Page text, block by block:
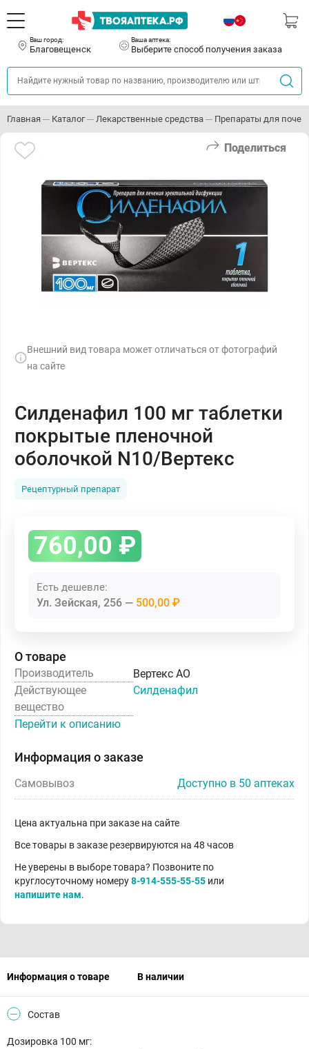
Ваш город:
Благовещенск
Ваша аптека:
Выберите способ получения заказа
Главная Каталог Лекарственные средства Препараты для
Поделиться
Внешний вид товара может отличаться от фотографий
на сайте
Силденафил 100 мг таблетки
покрытые пленочной
оболочкой N10/Вертекс
Рецептурный препарат
760,00 ₽
Есть дешевле:
Ул. Зейская, 256 500,00 ₽
О товаре
Производитель
Вертекс АО
Действующее
вещество
Силденафил
Перейти к описанию
Информация о заказе
Самовывоз Доступно в 50 аптеках
Цена актуальна при заказе на сайте
Все товары в заказе резервируются на 48 часов
Не уверены в выборе товара? Позвоните по
круглосуточному номеру8-914-555-55-55 или
напишите нам.
Информация о товаре В наличии
Состав
Дозировка 100 мг: